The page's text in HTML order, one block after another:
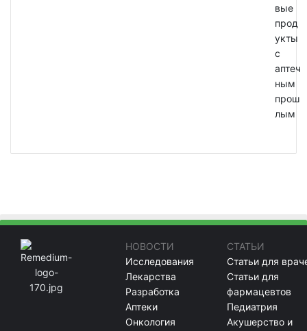
вые
прод
укты
с
аптеч
ным
прош
лым
НОВОСТИ
Исследования
Лекарства
Разработка
Аптеки
Онкология
СТАТЬИ
Статьи для
Статьи для
фармацевтов
Педиатрия
Акушерство и